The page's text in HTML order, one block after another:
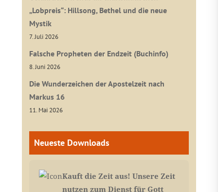
„Lobpreis“: Hillsong, Bethel und die neue
Mystik
7. Juli 2026
Falsche Propheten der Endzeit (Buchinfo)
8. Juni 2026
Die Wunderzeichen der Apostelzeit nach
Markus 16
11. Mai 2026
Neueste Downloads
Kauft die Zeit aus! Unsere Zeit
nutzen zum Dienst für Gott